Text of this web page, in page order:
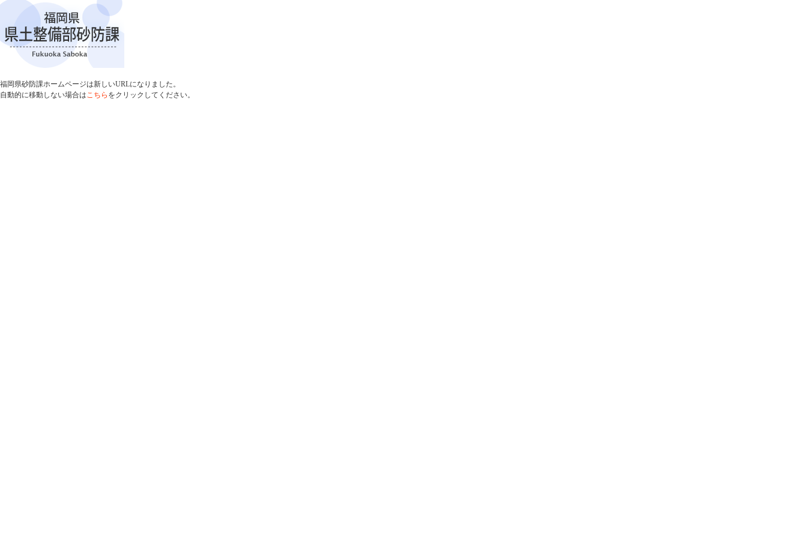
福岡県砂防課ホームページは新しいURLになりました。
自動的に移動しない場合はこちら をクリックしてください。